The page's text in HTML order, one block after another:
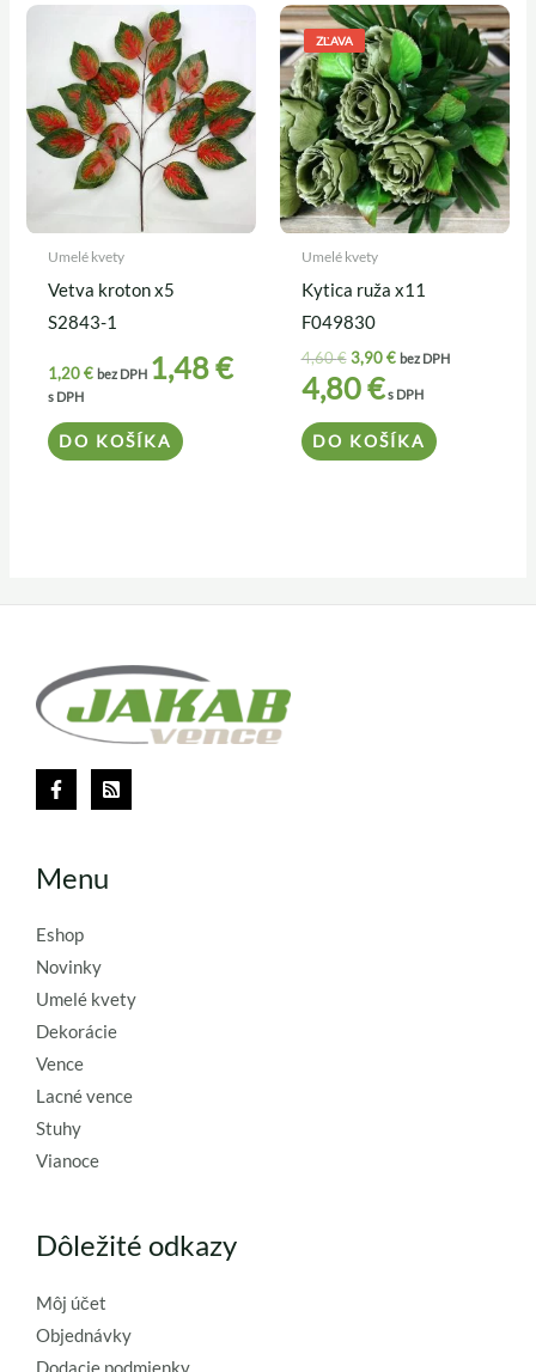
Umelé kvety
Vetva kroton x5
S2843-1
1,20€ bez DPH 1,48€
s DPH
DO KOŠÍKA
ZĽAVA
Umelé kvety
Kytica ruža x11
F049830
4,60€
Pôvodná
cena
bola:
4,60 €.
3,90€
Aktuálna
cena
je:
3,90 €.
bez DPH
4,80€s DPH
DO KOŠÍKA
Menu
Eshop
Novinky
Umelé kvety
Dekorácie
Vence
Lacné vence
Stuhy
Vianoce
Dôležité odkazy
Môj účet
Objednávky
Dodacie podmienky